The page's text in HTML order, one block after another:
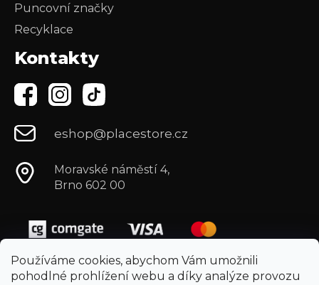
Používáme cookies, abychom Vám umožnili
pohodlné prohlížení webu a díky analýze provozu
Puncovní značky
Recyklace
Kontakty
eshop@placestore.cz
Moravské náměstí 4,
Brno 602 00